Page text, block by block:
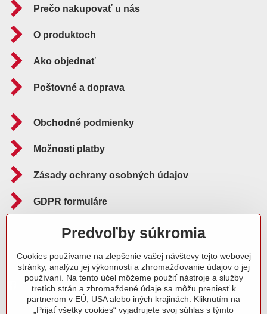
Prečo nakupovať u nás
O produktoch
Ako objednať
Poštovné a doprava
Obchodné podmienky
Možnosti platby
Zásady ochrany osobných údajov
GDPR formuláre
Reklamačný poriadok
Sledujte nás aj na:
Facebook Instagram Blog
Predvoľby súkromia
Cookies používame na zlepšenie vašej návštevy tejto webovej
stránky, analýzu jej výkonnosti a zhromažďovanie údajov o jej
používaní. Na tento účel môžeme použiť nástroje a služby
tretích strán a zhromaždené údaje sa môžu preniesť k
partnerom v EÚ, USA alebo iných krajinách. Kliknutím na
„Prijať všetky cookies“ vyjadrujete svoj súhlas s týmto